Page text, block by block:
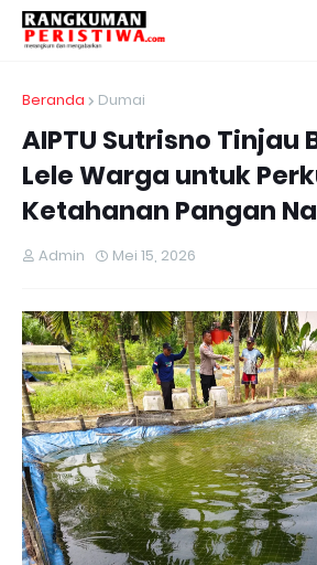
Beranda Dumai
AIPTU Sutrisno Tinjau
Lele Warga untuk
Ketahanan Pangan
Admin Mei 15, 2026